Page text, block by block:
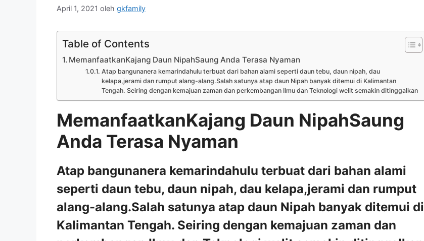
April 1, 2021 oleh gkfamily
Table of Contents
MemanfaatkanKajang Daun NipahSaung Anda Terasa Nyaman
Atap bangunanera kemarindahulu terbuat dari bahan alami seperti daun tebu, daun nipah, dau
kelapa,jerami dan rumput alang-alang.Salah satunya atap daun Nipah banyak ditemui di Kalimantan
Tengah. Seiring dengan kemajuan zaman dan perkembangan Ilmu dan Teknologi welit semakin ditinggalkan
MemanfaatkanKajang Daun NipahSaung
Anda Terasa Nyaman
Atap bangunanera kemarindahulu terbuat dari bahan alami
seperti daun tebu, daun nipah, dau kelapa,jerami dan rumput
alang-alang.Salah satunya atap daun Nipah banyak ditemui di
Kalimantan Tengah. Seiring dengan kemajuan zaman dan